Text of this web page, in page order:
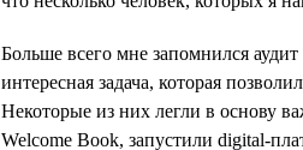
Больше всего мне запомнился
интересная задача, которая
Некоторые из них легли в основу
Welcome Book, запустили digital-